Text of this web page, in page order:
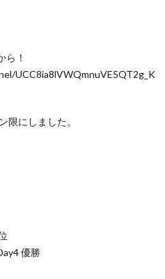
ら！
UCC8ia8lVWQmnuVE5QT2g_K
限にしました。
優勝